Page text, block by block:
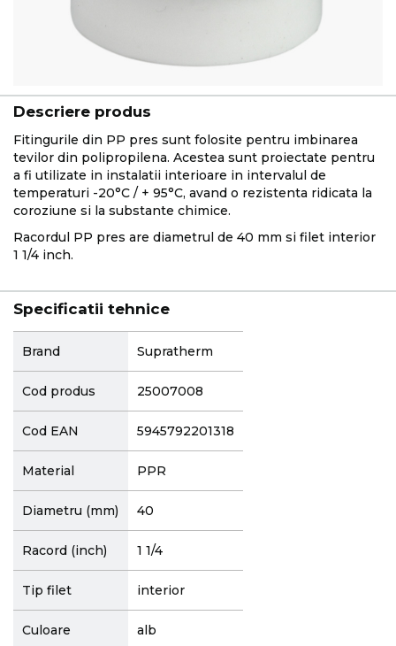
Descriere produs
Fitingurile din PP pres sunt folosite pentru imbinarea
tevilor din polipropilena. Acestea sunt proiectate pentru
a fi utilizate in instalatii interioare in intervalul de
temperaturi -20°C / + 95°C, avand o rezistenta ridicata la
coroziune si la substante chimice.
Racordul PP pres are diametrul de 40 mm si filet interior
1 1/4 inch.
Specificatii tehnice
Brand Supratherm
Cod produs 25007008
Cod EAN 5945792201318
Material PPR
Diametru (mm) 40
Racord (inch) 1 1/4
Tip filet interior
Culoare alb